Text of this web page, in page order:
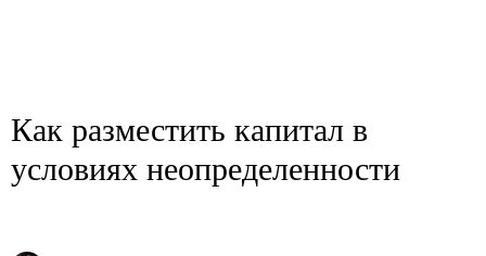
Как разместить капитал в
условиях неопределенности